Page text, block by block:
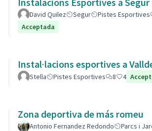
David Quilez Segur Pistes Esportives
Acceptada
Instal·lacions esportives a
Stella Pistes Esportives 8 4
Zona deportiva de más romeu
Antonio Fernandez Redondo
Parcs i